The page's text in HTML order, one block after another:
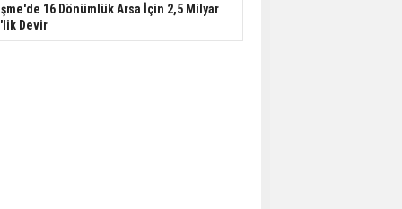
16 Dönümlük Arsa İçin 2,5 Milyar
Devir